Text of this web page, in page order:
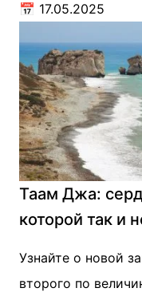
📅 17.05.2025
Таам Джа:
которой так и
Узнайте о новой
второго по